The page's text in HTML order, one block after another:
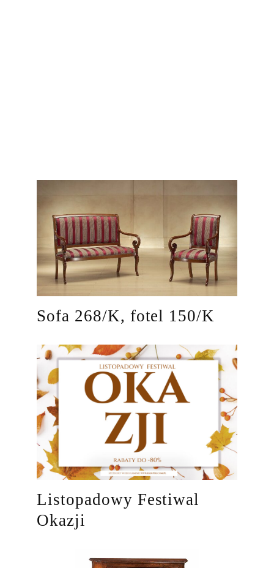
Sofa 268/K, fotel 150/K
Listopadowy Festiwal
Okazji